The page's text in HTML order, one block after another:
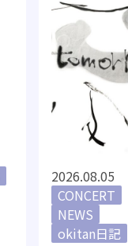
2026.08.05
CONCERT
NEWS
okitan日記